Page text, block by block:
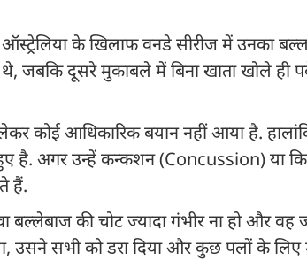
के खिलाफ वनडे सीरीज में उनका
जबकि दूसरे मुकाबले में बिना खाता खोले ही
कोई आधिकारिक बयान नहीं आया है.
है. अगर उन्हें कन्कशन (Concussion) या
हैं.
बल्लेबाज की चोट ज्यादा गंभीर ना हो और वह
उसने सभी को डरा दिया और कुछ पलों के